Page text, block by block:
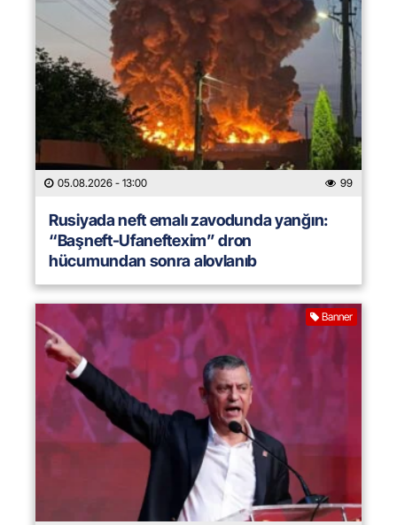
05.08.2026 - 13:00 99
Rusiyada neft emalı zavodunda yanğın:
“Başneft-Ufaneftexim” dron
hücumundan sonra alovlanıb
Banner